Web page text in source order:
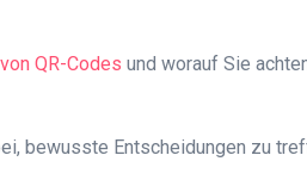
QR-Codes und worauf Sie
bewusste Entscheidungen zu